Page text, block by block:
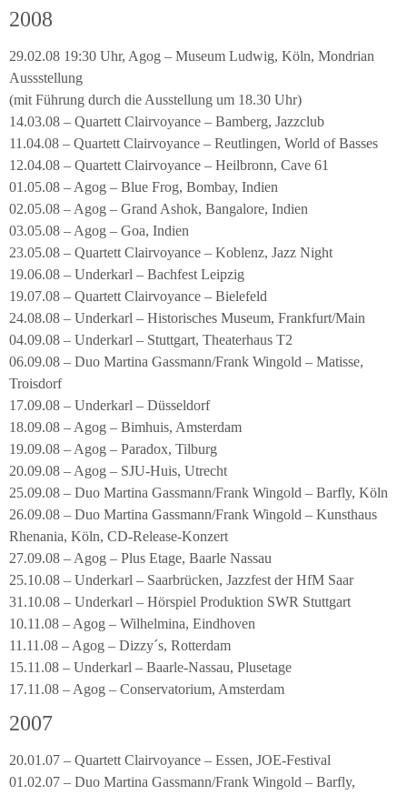
2008
29.02.08 19:30 Uhr, Agog – Museum Ludwig, Köln, Mondrian
Aussstellung
(mit Führung durch die Ausstellung um 18.30 Uhr)
14.03.08 – Quartett Clairvoyance – Bamberg, Jazzclub
11.04.08 – Quartett Clairvoyance – Reutlingen, World of Basses
12.04.08 – Quartett Clairvoyance – Heilbronn, Cave 61
01.05.08 – Agog – Blue Frog, Bombay, Indien
02.05.08 – Agog – Grand Ashok, Bangalore, Indien
03.05.08 – Agog – Goa, Indien
23.05.08 – Quartett Clairvoyance – Koblenz, Jazz Night
19.06.08 – Underkarl – Bachfest Leipzig
19.07.08 – Quartett Clairvoyance – Bielefeld
24.08.08 – Underkarl – Historisches Museum, Frankfurt/Main
04.09.08 – Underkarl – Stuttgart, Theaterhaus T2
06.09.08 – Duo Martina Gassmann/Frank Wingold – Matisse,
Troisdorf
17.09.08 – Underkarl – Düsseldorf
18.09.08 – Agog – Bimhuis, Amsterdam
19.09.08 – Agog – Paradox, Tilburg
20.09.08 – Agog – SJU-Huis, Utrecht
25.09.08 – Duo Martina Gassmann/Frank Wingold – Barfly, Köln
26.09.08 – Duo Martina Gassmann/Frank Wingold – Kunsthaus
Rhenania, Köln, CD-Release-Konzert
27.09.08 – Agog – Plus Etage, Baarle Nassau
25.10.08 – Underkarl – Saarbrücken, Jazzfest der HfM Saar
31.10.08 – Underkarl – Hörspiel Produktion SWR Stuttgart
10.11.08 – Agog – Wilhelmina, Eindhoven
11.11.08 – Agog – Dizzy´s, Rotterdam
15.11.08 – Underkarl – Baarle-Nassau, Plusetage
17.11.08 – Agog – Conservatorium, Amsterdam
2007
20.01.07 – Quartett Clairvoyance – Essen, JOE-Festival
01.02.07 – Duo Martina Gassmann/Frank Wingold – Barfly,